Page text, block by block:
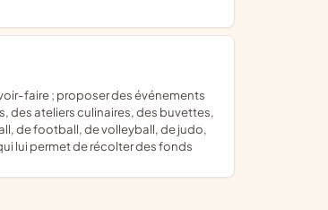
des ateliers culinaires, des buvettes,
de football, de volleyball, de judo,
lui permet de récolter des fonds